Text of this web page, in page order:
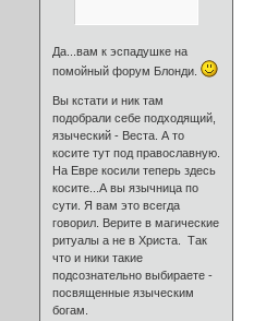
Да...вам к эспадушке на
помойный форум Блонди.
Вы кстати и ник там
подобрали себе подходящий,
языческий - Веста. А то
косите тут под православную.
На Евре косили теперь здесь
косите...А вы язычница по
сути. Я вам это всегда
говорил. Верите в магические
ритуалы а не в Христа. Так
что и ники такие
подсознательно выбираете -
посвященные языческим
богам.